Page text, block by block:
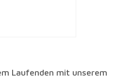
Laufenden mit unserem